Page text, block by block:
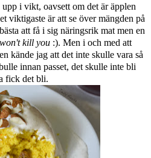
upp i vikt, oavsett om det är äpplen
viktigaste är att se över mängden på
att få i sig näringsrik mat men en
won't kill you :). Men i och med att
kände jag att det inte skulle vara så
innan passet, det skulle inte bli
fick det bli.